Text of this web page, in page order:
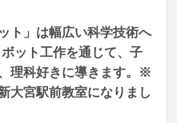
ト」は幅広い科学技術へ
ット工作を通じて、子
理科好きに導きます。※
大宮駅前教室になりまし